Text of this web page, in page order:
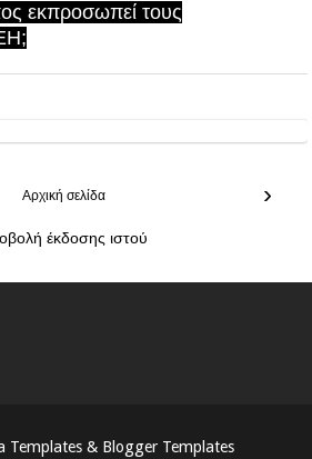
εκπροσωπεί τους
›
Αρχική σελίδα
έκδοσης ιστού
Templates & Blogger Templates